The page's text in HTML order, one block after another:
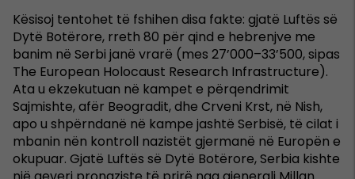
Kësisoj tentohet të fshihen disa fakte: gjatë Luftës së
Dytë Botërore, rreth 80 për qind e hebrenjve me
banim në Serbi janë vrarë (mes 27’000–33’500, sipas
The European Holocaust Research Infrastructure).
Ata u ekzekutuan në kampet e përqendrimit
Sajmishte, afër Beogradit, dhe Crveni Krst, në Nish,
apo u shpërndanë në kampe jashtë Serbisë, të cilat i
mbanin nën kontroll nazistët gjermanë në Europën e
okupuar. Gjatë Luftës së Dytë Botërore, Serbia kishte